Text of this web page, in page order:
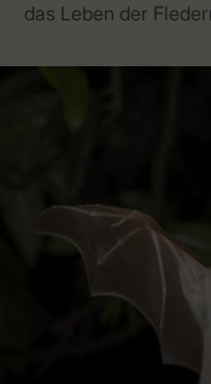
das Leben der